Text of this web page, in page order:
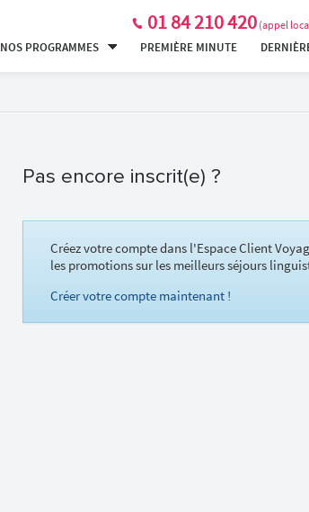
01 84 210 420 (appel
NOS PROGRAMMES PREMIÈRE MINUTE
Pas encore inscrit(e) ?
Créez votre compte dans l'Espace Client
les promotions sur les meilleurs séjours
Créer votre compte maintenant !